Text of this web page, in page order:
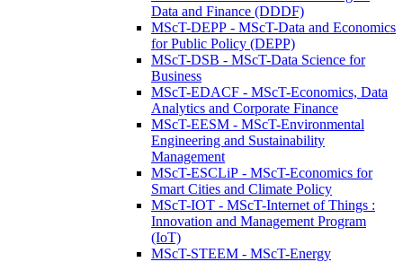
Data and Finance (DDDF)
MScT-DEPP - MScT-Data and Economics
for Public Policy (DEPP)
MScT-DSB - MScT-Data Science for
Business
MScT-EDACF - MScT-Economics, Data
Analytics and Corporate Finance
MScT-EESM - MScT-Environmental
Engineering and Sustainability
Management
MScT-ESCLiP - MScT-Economics for
Smart Cities and Climate Policy
MScT-IOT - MScT-Internet of Things :
Innovation and Management Program
(IoT)
MScT-STEEM - MScT-Energy